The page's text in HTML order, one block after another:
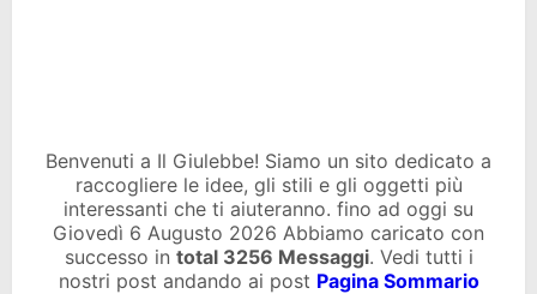
Benvenuti a Il Giulebbe! Siamo un sito dedicato a
raccogliere le idee, gli stili e gli oggetti più
interessanti che ti aiuteranno. fino ad oggi su
Giovedì 6 Augusto 2026 Abbiamo caricato con
successo in total 3256 Messaggi. Vedi tutti i
nostri post andando ai post Pagina Sommario